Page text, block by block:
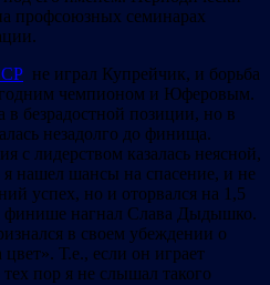
профсоюзных семинарах
не играл Купрейчик, и борьба
чемпионом и Юферовым.
безрадостной позиции, но в
незадолго до финища.
с лидерством казалась неясной,
нашел шансы на спасение, и не
успех, но и оторвался на 1,5
финише нагнал Слава Дыдышко.
в своем убеждении о
Т.е., если он играет
пор я не слышал такого